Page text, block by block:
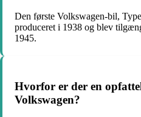
Den første Volkswagen-bil,
produceret i 1938 og blev
1945.
Hvorfor er der en
Volkswagen?